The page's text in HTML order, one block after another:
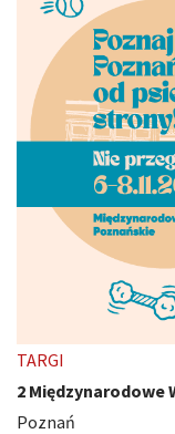
TARGI
2 Międzynarodowe
Poznań